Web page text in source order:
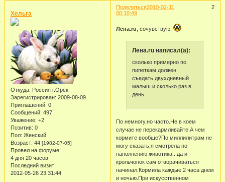
Поделиться 2
2010-02-11
00:10:49
Хельга
Откуда: Россия г.Орск
Зарегистрирован: 2009-08-09
Приглашений: 0
Сообщений: 497
Уважение: +2
Позитив: 0
Пол: Женский
Возраст: 44 [1982-07-05]
Провел на форуме:
4 дня 20 часов
Последний визит:
2012-05-26 23:31:44
Лена.ru , сочувствую.
Лена.ru написал(а):
сколько примерно по
пипеткам должен
съедать двухдневный
малыш и сколько раз в
день
По немногу,но часто.Не в коем
случае не перекармливайте.А чем
кормите вообще?По миллилитрам не
могу сказать,я смотрела по
наполнению животика...да и
крольчонок сам отворачиваться
начинал.Кормила каждые 2 часа днем
и ночью.При искусственном